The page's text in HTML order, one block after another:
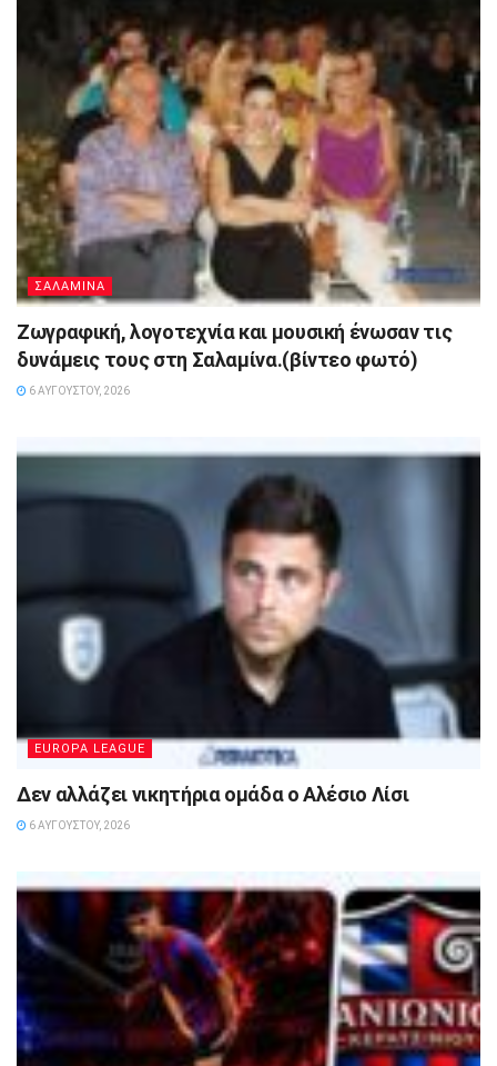
ΣΑΛΑΜΙΝΑ
Ζωγραφική, λογοτεχνία και μουσική ένωσαν τις
δυνάμεις τους στη Σαλαμίνα.(βίντεο φωτό)
6 ΑΥΓΟΎΣΤΟΥ, 2026
EUROPA LEAGUE
Δεν αλλάζει νικητήρια ομάδα ο Αλέσιο Λίσι
6 ΑΥΓΟΎΣΤΟΥ, 2026